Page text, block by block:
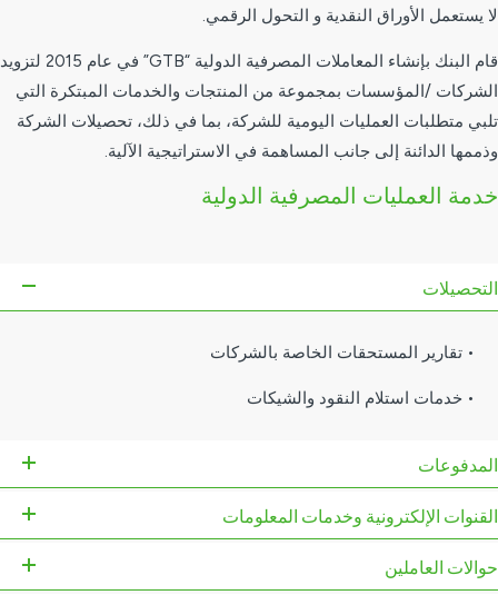
لا يستعمل الأوراق النقدية و التحول الرقمي.
قام البنك بإنشاء المعاملات المصرفية الدولية “GTB” في عام 2015 لتزويد
الشركات /المؤسسات بمجموعة من المنتجات والخدمات المبتكرة التي
تلبي متطلبات العمليات اليومية للشركة، بما في ذلك، تحصيلات الشركة
وذممها الدائنة إلى جانب المساهمة في الاستراتيجية الآلية.
خدمة العمليات المصرفية الدولية
التحصيلات
• تقارير المستحقات الخاصة بالشركات
• خدمات استلام النقود والشيكات
المدفوعات
القنوات الإلكترونية وخدمات المعلومات
حوالات العاملين